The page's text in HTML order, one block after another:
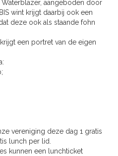
Waterblazer, aangeboden door
wint krijgt daarbij ook een
deze ook als staande fohn
een portret van de eigen
vereniging deze dag 1 gratis
lunch per lid.
kunnen een lunchticket